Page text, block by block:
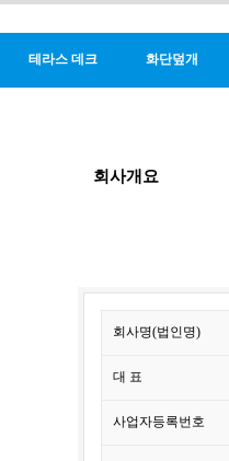
테라스 데크 화단덮개
회사개요
회사명(법인명)
대 표
사업자등록번호